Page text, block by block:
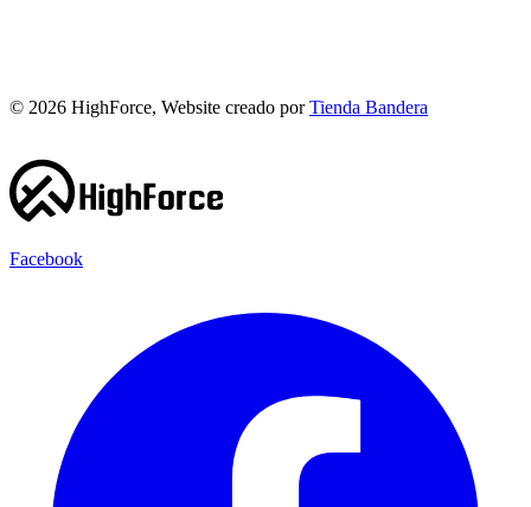
© 2026 HighForce, Website creado por Tienda Bandera
Facebook